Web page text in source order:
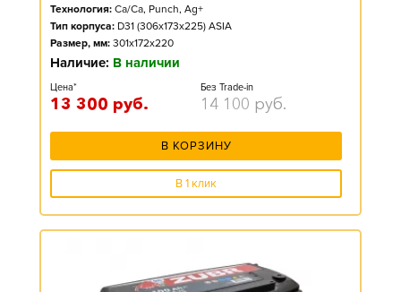
Технология: Ca/Ca, Punch, Ag+
Тип корпуса: D31 (306x173x225) ASIA
Размер, мм: 301x172x220
Наличие: В наличии
Цена*
13 300 руб.
Без Trade-in
14 100 руб.
В КОРЗИНУ
В 1 клик